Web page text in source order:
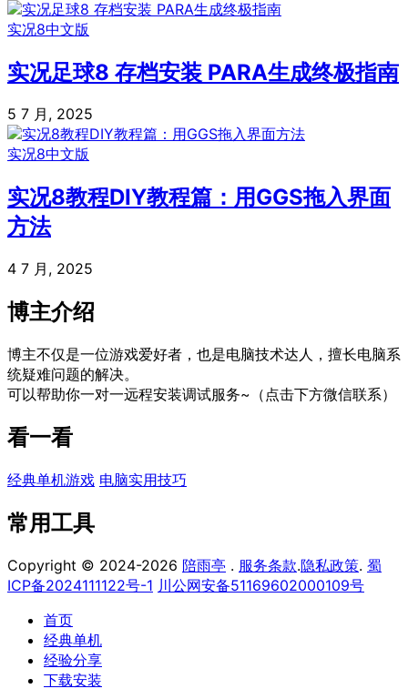
实况8中文版
实况足球8 存档安装 PARA生成终极指南
5 7 月, 2025
实况8中文版
实况8教程DIY教程篇：用GGS拖入界面
方法
4 7 月, 2025
博主介绍
博主不仅是一位游戏爱好者，也是电脑技术达人，擅长电脑系
统疑难问题的解决。
可以帮助你一对一远程安装调试服务~（点击下方微信联系）
看一看
经典单机游戏 电脑实用技巧
常用工具
Copyright © 2024-2026 陪雨亭 . 服务条款.隐私政策. 蜀
ICP备2024111122号-1 川公网安备51169602000109号
首页
经典单机
经验分享
下载安装